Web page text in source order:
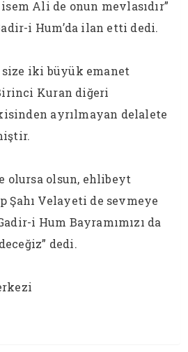
Ali de onun mevlasıdır”
i Hum’da ilan etti dedi.
iki büyük emanet
Kuran diğeri
ayrılmayan delalete
olursa olsun, ehlibeyt
Şahı Velayeti de sevmeye
i Hum Bayramımızı da
dedi.